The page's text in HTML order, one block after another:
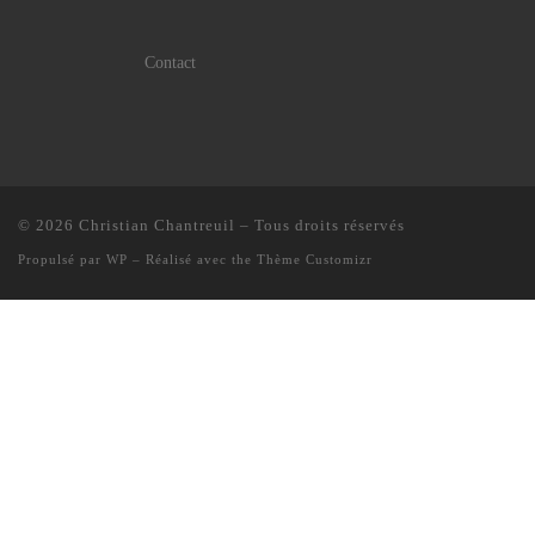
Contact
© 2026 Christian Chantreuil – Tous droits réservés
Propulsé par WP – Réalisé avec the Thème Customizr